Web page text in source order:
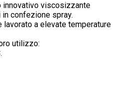
innovativo viscosizzante
confezione spray.
a elevate temperature
utilizzo: